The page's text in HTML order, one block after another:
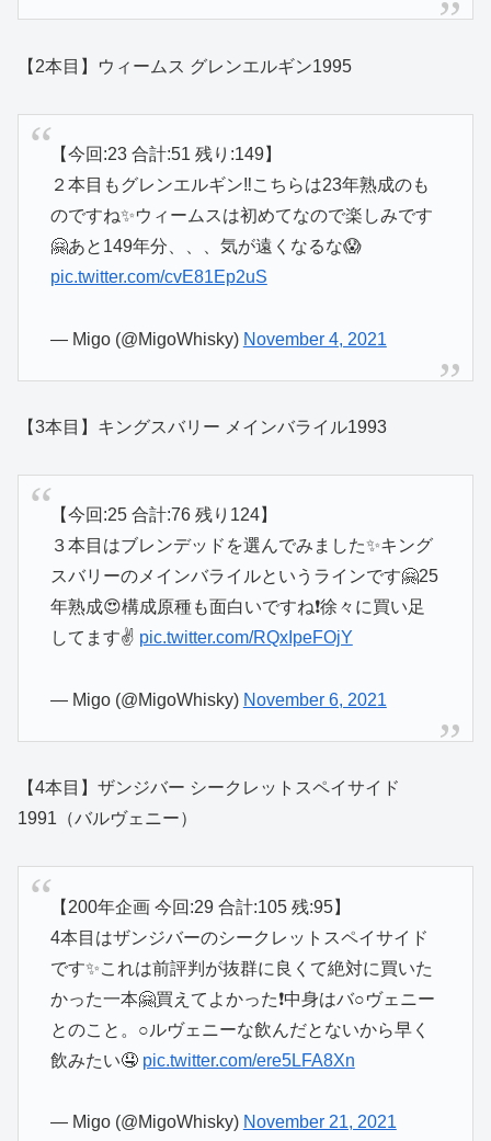
【2本目】ウィームス グレンエルギン1995
【今回:23 合計:51 残り:149】
２本目もグレンエルギン‼️こちらは23年熟成のも
のですね✨ウィームスは初めてなので楽しみです
🤗あと149年分、、、気が遠くなるな😱
pic.twitter.com/cvE81Ep2uS
— Migo (@MigoWhisky) November 4, 2021
【3本目】キングスバリー メインバライル1993
【今回:25 合計:76 残り124】
３本目はブレンデッドを選んでみました✨キング
スバリーのメインバライルというラインです🤗25
年熟成😍構成原種も面白いですね❗️徐々に買い足
してます✌️ pic.twitter.com/RQxIpeFOjY
— Migo (@MigoWhisky) November 6, 2021
【4本目】ザンジバー シークレットスペイサイド
1991（バルヴェニー）
【200年企画 今回:29 合計:105 残:95】
4本目はザンジバーのシークレットスペイサイド
です✨これは前評判が抜群に良くて絶対に買いた
かった一本🤗買えてよかった❗️中身はバ○ヴェニー
とのこと。○ルヴェニーな飲んだとないから早く
飲みたい🤤 pic.twitter.com/ere5LFA8Xn
— Migo (@MigoWhisky) November 21, 2021